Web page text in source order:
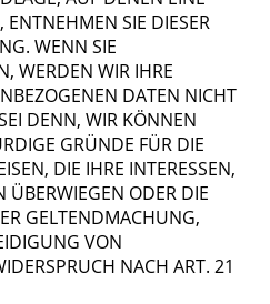
SIE DIESER
WENN SIE
WERDEN WIR IHRE
DATEN NICHT
DENN, WIR KÖNNEN
GRÜNDE FÜR DIE
DIE IHRE INTERESSEN,
ÜBERWIEGEN ODER DIE
GELTENDMACHUNG,
VON
NACH ART. 21